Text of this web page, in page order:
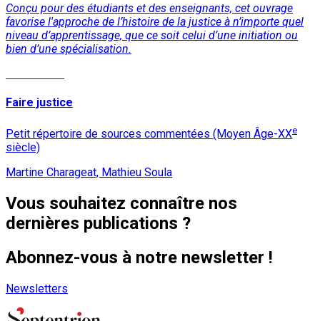
Conçu pour des étudiants et des enseignants, cet ouvrage
favorise l'approche de l’histoire de la justice à n’importe quel
niveau d’apprentissage, que ce soit celui d’une initiation ou
bien d’une spécialisation.
Faire justice
Petit répertoire de sources commentées (Moyen Âge-XXe
siècle)
Martine Charageat, Mathieu Soula
Vous souhaitez connaître nos
dernières publications ?
Abonnez-vous à notre newsletter !
Newsletters